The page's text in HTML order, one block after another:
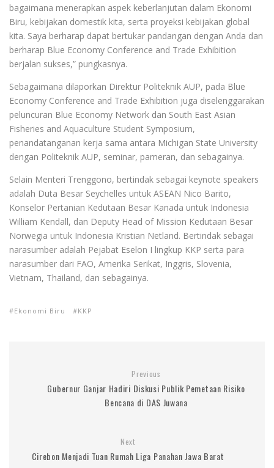
bagaimana menerapkan aspek keberlanjutan dalam Ekonomi
Biru, kebijakan domestik kita, serta proyeksi kebijakan global
kita. Saya berharap dapat bertukar pandangan dengan Anda dan
berharap Blue Economy Conference and Trade Exhibition
berjalan sukses,” pungkasnya.
Sebagaimana dilaporkan Direktur Politeknik AUP, pada Blue
Economy Conference and Trade Exhibition juga diselenggarakan
peluncuran Blue Economy Network dan South East Asian
Fisheries and Aquaculture Student Symposium,
penandatanganan kerja sama antara Michigan State University
dengan Politeknik AUP, seminar, pameran, dan sebagainya.
Selain Menteri Trenggono, bertindak sebagai keynote speakers
adalah Duta Besar Seychelles untuk ASEAN Nico Barito,
Konselor Pertanian Kedutaan Besar Kanada untuk Indonesia
William Kendall, dan Deputy Head of Mission Kedutaan Besar
Norwegia untuk Indonesia Kristian Netland. Bertindak sebagai
narasumber adalah Pejabat Eselon I lingkup KKP serta para
narasumber dari FAO, Amerika Serikat, Inggris, Slovenia,
Vietnam, Thailand, dan sebagainya.
Ekonomi Biru KKP
Previous
Gubernur Ganjar Hadiri Diskusi Publik Pemetaan Risiko
Bencana di DAS Juwana
Next
Cirebon Menjadi Tuan Rumah Liga Panahan Jawa Barat